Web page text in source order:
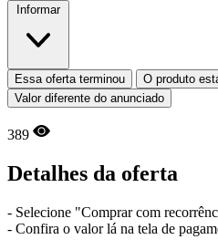
Informar
Essa oferta terminou
O produto
Valor diferente do anunciado
389
Detalhes da oferta
- Selecione "Comprar com
- Confira o valor lá na tela de